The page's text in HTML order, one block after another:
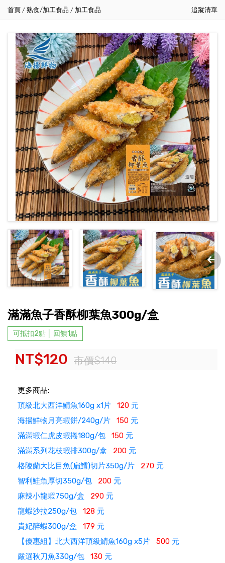
首頁 / 熟食/加工食品 / 加工食品 追蹤清單
滿滿魚子香酥柳葉魚300g/盒
可抵扣2點 │ 回饋1點
NT$120 市價$140
更多商品:
頂級北大西洋鯖魚160g x1片 120 元
海揚鮮物月亮蝦餅/240g/片 150 元
滿滿蝦仁虎皮蝦捲180g/包 150 元
滿滿系列花枝蝦排300g/盒 200 元
格陵蘭大比目魚(扁鱈)切片350g/片 270 元
智利鮭魚厚切350g/包 200 元
麻辣小龍蝦750g/盒 290 元
龍蝦沙拉250g/包 128 元
貴妃醉蝦300g/盒 179 元
【優惠組】北大西洋頂級鯖魚160g x5片 500 元
嚴選秋刀魚330g/包 130 元